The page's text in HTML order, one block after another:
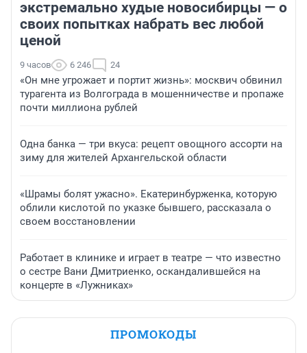
экстремально худые новосибирцы — о
своих попытках набрать вес любой
ценой
9 часов 6 246 24
«Он мне угрожает и портит жизнь»: москвич обвинил
турагента из Волгограда в мошенничестве и пропаже
почти миллиона рублей
Одна банка — три вкуса: рецепт овощного ассорти на
зиму для жителей Архангельской области
«Шрамы болят ужасно». Екатеринбурженка, которую
облили кислотой по указке бывшего, рассказала о
своем восстановлении
Работает в клинике и играет в театре — что известно
о сестре Вани Дмитриенко, оскандалившейся на
концерте в «Лужниках»
ПРОМОКОДЫ